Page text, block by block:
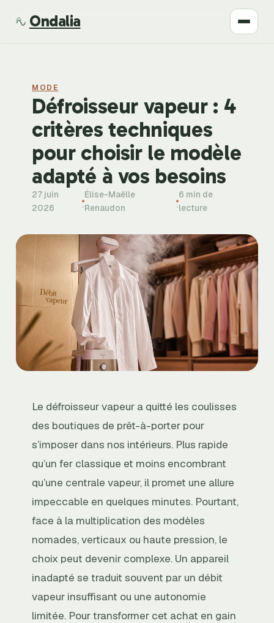
Ondalia
Beauté
Développement
Mode
Bien-être
MODE
Défroisseur vapeur : 4
critères techniques
pour choisir le modèle
adapté à vos besoins
27 juin
2026
·
Élise-Maëlle
Renaudon
·
6 min de
lecture
Le défroisseur vapeur a quitté les coulisses
des boutiques de prêt-à-porter pour
s’imposer dans nos intérieurs. Plus rapide
qu’un fer classique et moins encombrant
qu’une centrale vapeur, il promet une allure
impeccable en quelques minutes. Pourtant,
face à la multiplication des modèles
nomades, verticaux ou haute pression, le
choix peut devenir complexe. Un appareil
inadapté se traduit souvent par un débit
vapeur insuffisant ou une autonomie
limitée. Pour transformer cet achat en gain